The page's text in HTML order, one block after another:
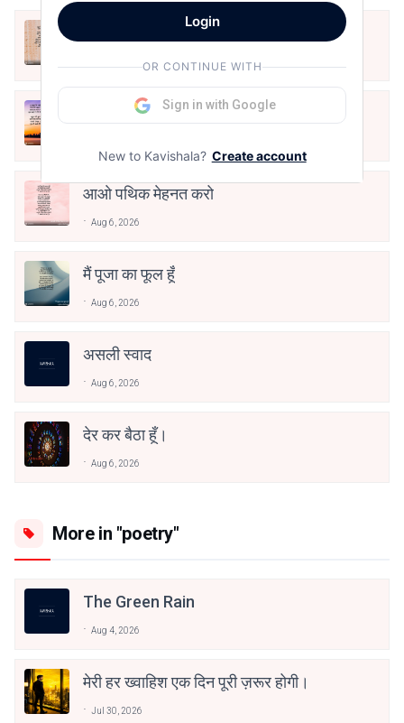
क्या देव छोड़ शैतान मनाऊँ
आओ पथिक मेहनत करो
Aug 6, 2026
मैं पूजा का फूल हूँ
Aug 6, 2026
असली स्वाद
Aug 6, 2026
देर कर बैठा हूँ।
Aug 6, 2026
More in "poetry"
The Green Rain
Aug 4, 2026
मेरी हर ख्वाहिश एक दिन पूरी ज़रूर होगी।
Jul 30, 2026
Login
OR CONTINUE WITH
Sign in with Google
New to Kavishala? Create account